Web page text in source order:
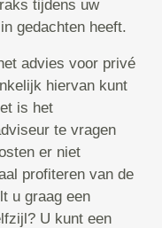
tijdens uw
gedachten heeft.
advies voor privé
hiervan kunt
is het
te vragen
er niet
profiteren van de
u graag een
U kunt een